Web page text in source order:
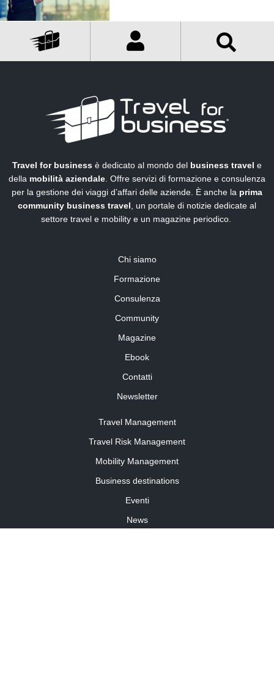
Travel for business è dedicato al mondo del business travel e
della mobilità aziendale . Offre servizi di formazione e consulenza
per la gestione dei viaggi d’affari delle aziende. È anche la prima
community business travel , un portale di notizie dedicate al
settore travel e mobility e un magazine periodico.
Chi siamo
Formazione
Consulenza
Community
Magazine
Ebook
Contatti
Newsletter
Travel Management
Travel Risk Management
Mobility Management
Business destinations
Eventi
News